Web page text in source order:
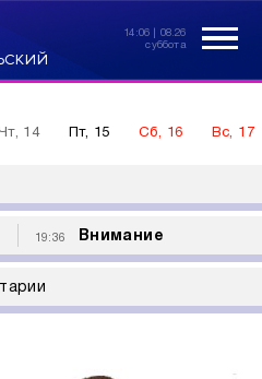
14:06 | 08.26
суббота
14 Пт, 15 Сб, 16 Вс, 17
19:36 Внимание